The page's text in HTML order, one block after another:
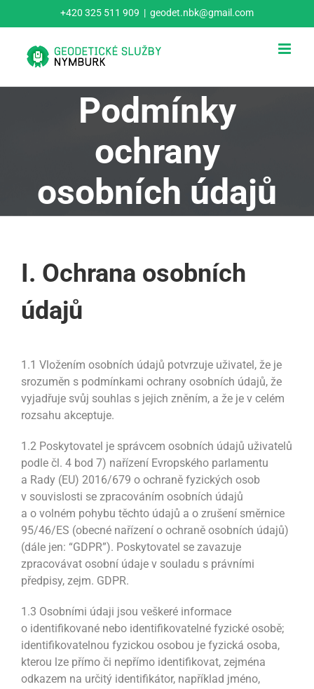
na
+420 325 511 909 | geodet.nbk@gmail.com
Podmínky
ochrany
osobních údajů
I. Ochrana osobních
údajů
1.1 Vložením osobních údajů potvrzuje uživatel, že je
srozuměn s podmínkami ochrany osobních údajů, že
vyjadřuje svůj souhlas s jejich zněním, a že je v celém
rozsahu akceptuje.
1.2 Poskytovatel je správcem osobních údajů uživatelů
podle čl. 4 bod 7) nařízení Evropského parlamentu
a Rady (EU) 2016/679 o ochraně fyzických osob
v souvislosti se zpracováním osobních údajů
a o volném pohybu těchto údajů a o zrušení směrnice
95/46/ES (obecné nařízení o ochraně osobních údajů)
(dále jen: “GDPR”). Poskytovatel se zavazuje
zpracovávat osobní údaje v souladu s právními
předpisy, zejm. GDPR.
1.3 Osobními údaji jsou veškeré informace
o identifikované nebo identifikovatelné fyzické osobě;
identifikovatelnou fyzickou osobou je fyzická osoba,
kterou lze přímo či nepřímo identifikovat, zejména
odkazem na určitý identifikátor, například jméno,